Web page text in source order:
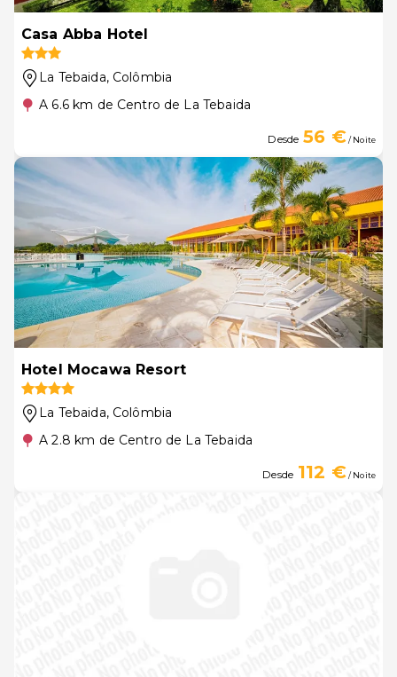
Casa Abba Hotel
La Tebaida, Colômbia
A 6.6 km de Centro de La Tebaida
Desde 56 €/ Noite
Hotel Mocawa Resort
La Tebaida, Colômbia
A 2.8 km de Centro de La Tebaida
Desde 112 €/ Noite